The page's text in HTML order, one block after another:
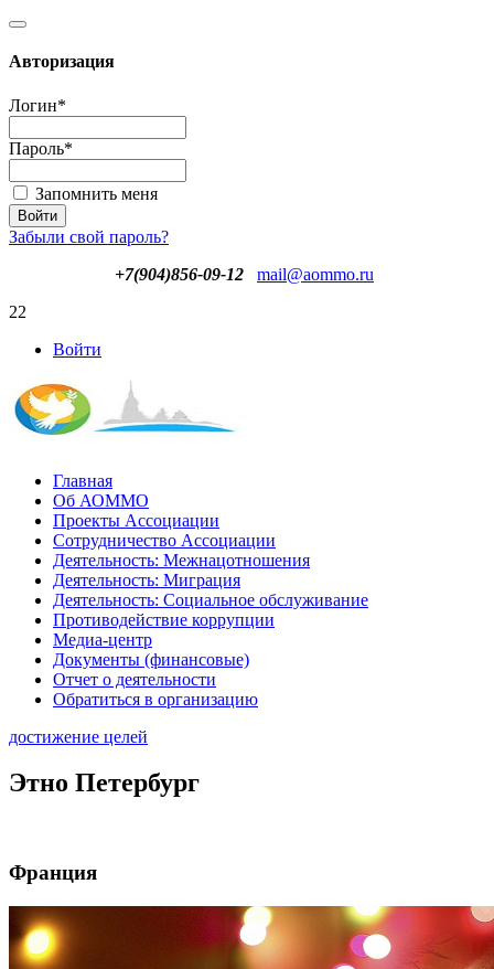
Авторизация
Логин*
Пароль*
Запомнить меня
Забыли свой пароль?
+7(904)856-09-12
mail@aommo.ru
22
Войти
Главная
Об АОММО
Проекты Ассоциации
Сотрудничество Ассоциации
Деятельность: Межнацотношения
Деятельность: Миграция
Деятельность: Социальное обслуживание
Противодействие коррупции
Медиа-центр
Документы (финансовые)
Отчет о деятельности
Обратиться в организацию
достижение целей
Этно Петербург
Франция